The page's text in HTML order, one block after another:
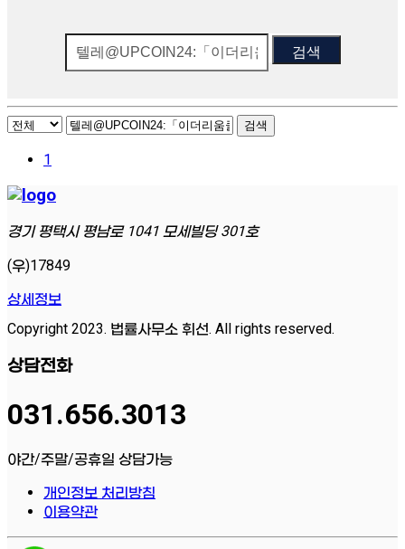
검색
검색
1
경기 평택시 평남로 1041 모세빌딩 301호
(우)17849
상세정보
Copyright 2023. 법률사무소 휘선. All rights reserved.
상담전화
031.656.3013
야간/주말/공휴일 상담가능
개인정보 처리방침
이용약관